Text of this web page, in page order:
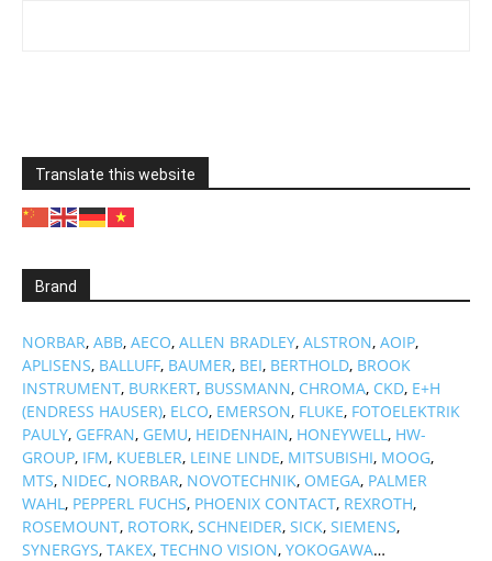
Translate this website
Brand
NORBAR, ABB, AECO, ALLEN BRADLEY, ALSTRON, AOIP,
APLISENS, BALLUFF, BAUMER, BEI, BERTHOLD, BROOK
INSTRUMENT, BURKERT, BUSSMANN, CHROMA, CKD, E+H
(ENDRESS HAUSER), ELCO, EMERSON, FLUKE, FOTOELEKTRIK
PAULY, GEFRAN, GEMU, HEIDENHAIN, HONEYWELL, HW-
GROUP, IFM, KUEBLER, LEINE LINDE, MITSUBISHI, MOOG,
MTS, NIDEC, NORBAR, NOVOTECHNIK, OMEGA, PALMER
WAHL, PEPPERL FUCHS, PHOENIX CONTACT, REXROTH,
ROSEMOUNT, ROTORK, SCHNEIDER, SICK, SIEMENS,
SYNERGYS, TAKEX, TECHNO VISION, YOKOGAWA…